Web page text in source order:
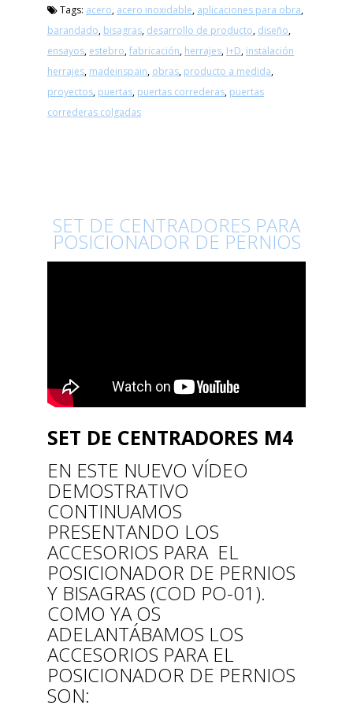
Tags: acero, acero inoxidable, aplicaciones para obra,
barandado, bisagras, desarrollo de producto, diseño,
ensayos, estebro,fabricación, herrajes, I+D, instalación
herrajes, madeinspain, obras, producto a medida,
proyectos, puertas, puertas correderas, puertas
correderas colgadas
SET DE CENTRADORES PARA
POSICIONADOR DE PERNIOS
SET DE CENTRADORES M4
EN ESTE NUEVO VÍDEO
DEMOSTRATIVO
CONTINUAMOS
PRESENTANDO LOS
ACCESORIOS PARA EL
POSICIONADOR DE PERNIOS
Y BISAGRAS (COD PO-01).
COMO YA OS
ADELANTÁBAMOS LOS
ACCESORIOS PARA EL
POSICIONADOR DE PERNIOS
SON: